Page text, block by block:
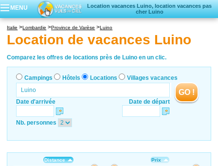
MENU
Location vacances Luino, location vacances pas
cher Luino
Locations vacances
Villages vacances
Italie Lombardie Province de Varèse Luino
Location de vacances Luino
Comparez les offres de locations près de Luino en un clic.
Campings Hôtels Locations Villages vacances
Date d'arrivée Date de départ
GO !
Nb. personnes
Distance Prix